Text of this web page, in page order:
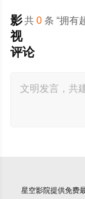
共0 条 “拥有
影
视
评论
星空影院提供免费